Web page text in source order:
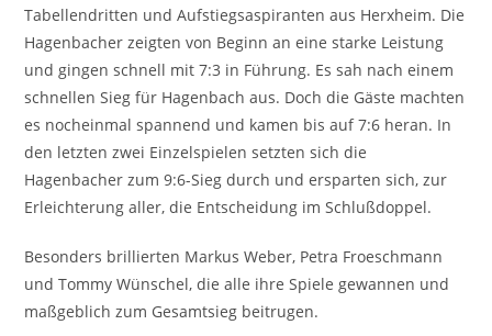
Tabellendritten und Aufstiegsaspiranten aus Herxheim. Die
Hagenbacher zeigten von Beginn an eine starke Leistung
und gingen schnell mit 7:3 in Führung. Es sah nach einem
schnellen Sieg für Hagenbach aus. Doch die Gäste machten
es nocheinmal spannend und kamen bis auf 7:6 heran. In
den letzten zwei Einzelspielen setzten sich die
Hagenbacher zum 9:6-Sieg durch und ersparten sich, zur
Erleichterung aller, die Entscheidung im Schlußdoppel.
Besonders brillierten Markus Weber, Petra Froeschmann
und Tommy Wünschel, die alle ihre Spiele gewannen und
maßgeblich zum Gesamtsieg beitrugen.